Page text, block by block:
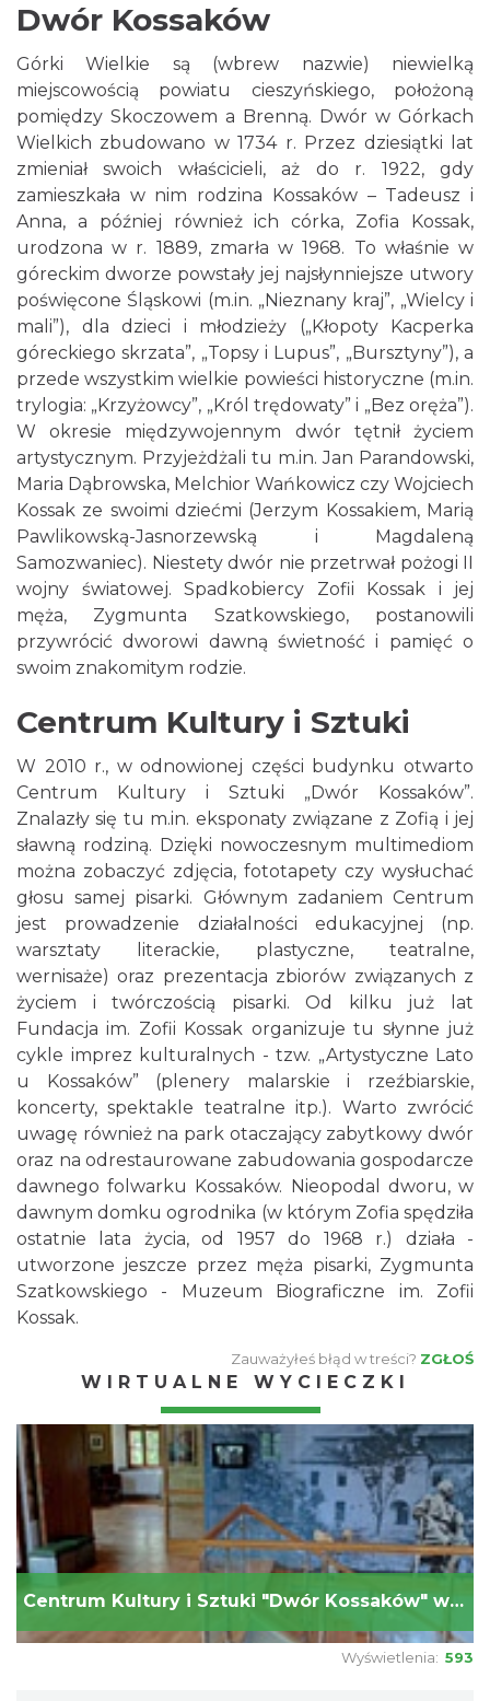
Dwór Kossaków
Górki Wielkie są (wbrew nazwie) niewielką
miejscowością powiatu cieszyńskiego, położoną
pomiędzy Skoczowem a Brenną. Dwór w Górkach
Wielkich zbudowano w 1734 r. Przez dziesiątki lat
zmieniał swoich właścicieli, aż do r. 1922, gdy
zamieszkała w nim rodzina Kossaków – Tadeusz i
Anna, a później również ich córka, Zofia Kossak,
urodzona w r. 1889, zmarła w 1968. To właśnie w
góreckim dworze powstały jej najsłynniejsze utwory
poświęcone Śląskowi (m.in. „Nieznany kraj”, „Wielcy i
mali”), dla dzieci i młodzieży („Kłopoty Kacperka
góreckiego skrzata”, „Topsy i Lupus”, „Bursztyny”), a
przede wszystkim wielkie powieści historyczne (m.in.
trylogia: „Krzyżowcy”, „Król trędowaty” i „Bez oręża”).
W okresie międzywojennym dwór tętnił życiem
artystycznym. Przyjeżdżali tu m.in. Jan Parandowski,
Maria Dąbrowska, Melchior Wańkowicz czy Wojciech
Kossak ze swoimi dziećmi (Jerzym Kossakiem, Marią
Pawlikowską-Jasnorzewską i Magdaleną
Samozwaniec). Niestety dwór nie przetrwał pożogi II
wojny światowej. Spadkobiercy Zofii Kossak i jej
męża, Zygmunta Szatkowskiego, postanowili
przywrócić dworowi dawną świetność i pamięć o
swoim znakomitym rodzie.
Centrum Kultury i Sztuki
W 2010 r., w odnowionej części budynku otwarto
Centrum Kultury i Sztuki „Dwór Kossaków”.
Znalazły się tu m.in. eksponaty związane z Zofią i jej
sławną rodziną. Dzięki nowoczesnym multimediom
można zobaczyć zdjęcia, fototapety czy wysłuchać
głosu samej pisarki. Głównym zadaniem Centrum
jest prowadzenie działalności edukacyjnej (np.
warsztaty literackie, plastyczne, teatralne,
wernisaże) oraz prezentacja zbiorów związanych z
życiem i twórczością pisarki. Od kilku już lat
Fundacja im. Zofii Kossak organizuje tu słynne już
cykle imprez kulturalnych - tzw. „Artystyczne Lato
u Kossaków” (plenery malarskie i rzeźbiarskie,
koncerty, spektakle teatralne itp.). Warto zwrócić
uwagę również na park otaczający zabytkowy dwór
oraz na odrestaurowane zabudowania gospodarcze
dawnego folwarku Kossaków. Nieopodal dworu, w
dawnym domku ogrodnika (w którym Zofia spędziła
ostatnie lata życia, od 1957 do 1968 r.) działa -
utworzone jeszcze przez męża pisarki, Zygmunta
Szatkowskiego - Muzeum Biograficzne im. Zofii
Kossak.
Zauważyłeś błąd w treści? ZGŁOŚ
WIRTUALNE WYCIECZKI
Centrum Kultury i Sztuki "Dwór Kossaków" w Górkach Wielkich
Wyświetlenia: 593